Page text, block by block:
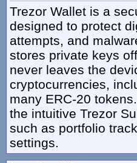
Trezor Wallet is a
designed to protect
attempts, and
stores private keys
never leaves the
cryptocurrencies,
many ERC-20
the intuitive Trezor
such as portfolio
settings.